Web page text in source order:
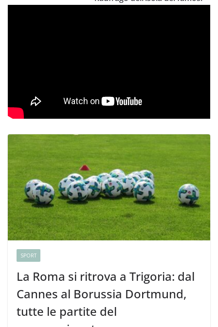
SPORT
La Roma si ritrova a Trigoria: dal
Cannes al Borussia Dortmund,
tutte le partite del